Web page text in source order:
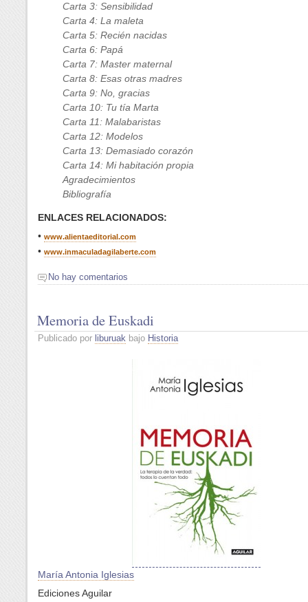
Carta 3: Sensibilidad
Carta 4: La maleta
Carta 5: Recién nacidas
Carta 6: Papá
Carta 7: Master maternal
Carta 8: Esas otras madres
Carta 9: No, gracias
Carta 10: Tu tía Marta
Carta 11: Malabaristas
Carta 12: Modelos
Carta 13: Demasiado corazón
Carta 14: Mi habitación propia
Agradecimientos
Bibliografía
ENLACES RELACIONADOS:
• www.alientaeditorial.com
• www.inmaculadagilaberte.com
No hay comentarios
Memoria de Euskadi
Publicado por liburuak bajo Historia
María Antonia Iglesias
Ediciones Aguilar